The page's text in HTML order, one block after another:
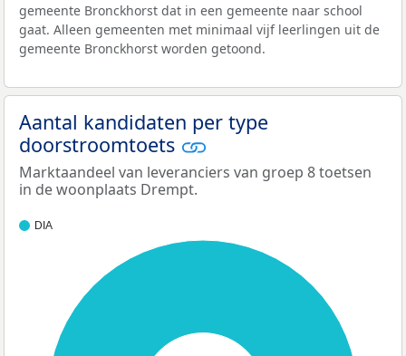
gemeente Bronckhorst dat in een gemeente naar school
gaat. Alleen gemeenten met minimaal vijf leerlingen uit de
gemeente Bronckhorst worden getoond.
Aantal kandidaten per type
doorstroomtoets
Marktaandeel van leveranciers van groep 8 toetsen
in de woonplaats Drempt.
DIA